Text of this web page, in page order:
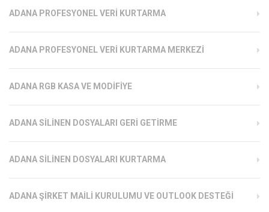
ADANA PROFESYONEL VERI KURTARMA
ADANA PROFESYONEL VERI KURTARMA MERKEZI
ADANA RGB KASA VE MODIFIYE
ADANA SILINEN DOSYALARI GERI GETIRME
ADANA SILINEN DOSYALARI KURTARMA
ADANA ŞIRKET MAILI KURULUMU VE OUTLOOK DESTEĞI